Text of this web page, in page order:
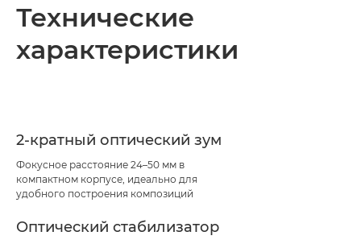
Технические
характеристики
2-кратный оптический зум
Фокусное расстояние 24–50 мм в
компактном корпусе, идеально для
удобного построения композиций
Оптический стабилизатор